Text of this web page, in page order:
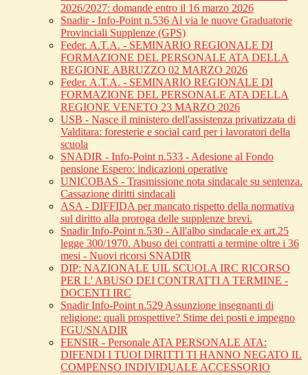
2026/2027: domande entro il 16 marzo 2026
Snadir - Info-Point n.536 Al via le nuove Graduatorie
Provinciali Supplenze (GPS)
Feder. A.T.A. - SEMINARIO REGIONALE DI
FORMAZIONE DEL PERSONALE ATA DELLA
REGIONE ABRUZZO 02 MARZO 2026
Feder. A.T.A. - SEMINARIO REGIONALE DI
FORMAZIONE DEL PERSONALE ATA DELLA
REGIONE VENETO 23 MARZO 2026
USB - Nasce il ministero dell'assistenza privatizzata di
Valditara: foresterie e social card per i lavoratori della
scuola
SNADIR - Info-Point n.533 - Adesione al Fondo
pensione Espero: indicazioni operative
UNICOBAS - Trasmissione nota sindacale su sentenza.
Cassazione diritti sindacali
ASA - DIFFIDA per mancato rispetto della normativa
sul diritto alla proroga delle supplenze brevi.
Snadir Info-Point n.530 - All'albo sindacale ex art.25
legge 300/1970. Abuso dei contratti a termine oltre i 36
mesi - Nuovi ricorsi SNADIR
DIP: NAZIONALE UIL SCUOLA IRC RICORSO
PER L' ABUSO DEI CONTRATTI A TERMINE -
DOCENTI IRC
Snadir Info-Point n.529 Assunzione insegnanti di
religione: quali prospettive? Stime dei posti e impegno
FGU/SNADIR
FENSIR - Personale ATA PERSONALE ATA:
DIFENDI I TUOI DIRITTI TI HANNO NEGATO IL
COMPENSO INDIVIDUALE ACCESSORIO